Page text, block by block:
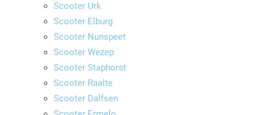
Scooter Urk
Scooter Elburg
Scooter Nunspeet
Scooter Wezep
Scooter Staphorst
Scooter Raalte
Scooter Dalfsen